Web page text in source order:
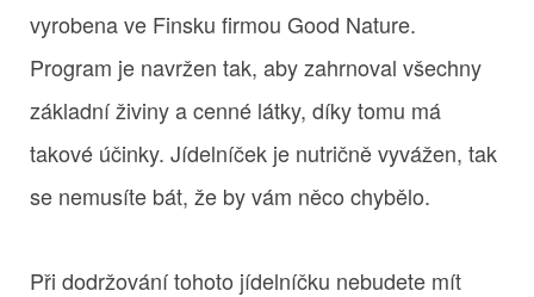
vyrobena ve Finsku firmou Good Nature.
Program je navržen tak, aby zahrnoval všechny
základní živiny a cenné látky, díky tomu má
takové účinky. Jídelníček je nutričně vyvážen, tak
se nemusíte bát, že by vám něco chybělo.
Při dodržování tohoto jídelníčku nebudete mít